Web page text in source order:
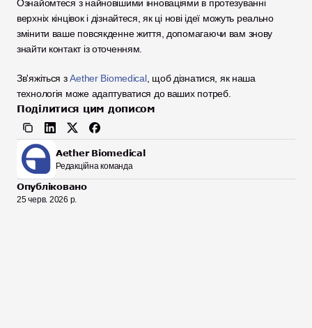
Ознайомтеся з найновішими інноваціями в протезуванні
верхніх кінцівок і дізнайтеся, як ці нові ідеї можуть реально
змінити ваше повсякденне життя, допомагаючи вам знову
знайти контакт із оточенням.
Зв'яжіться з Aether Biomedical, щоб дізнатися, як наша
технологія може адаптуватися до ваших потреб.
Поділитися цим дописом
Aether Biomedical
Редакційна команда
Опубліковано
25 черв. 2026 р.